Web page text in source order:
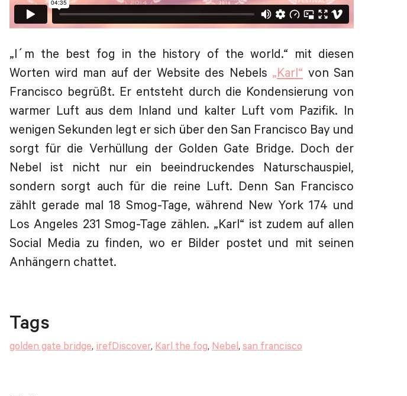
„I´m the best fog in the history of the world.“ mit diesen
Worten wird man auf der Website des Nebels „Karl“ von San
Francisco begrüßt. Er entsteht durch die Kondensierung von
warmer Luft aus dem Inland und kalter Luft vom Pazifik. In
wenigen Sekunden legt er sich über den San Francisco Bay und
sorgt für die Verhüllung der Golden Gate Bridge. Doch der
Nebel ist nicht nur ein beeindruckendes Naturschauspiel,
sondern sorgt auch für die reine Luft. Denn San Francisco
zählt gerade mal 18 Smog-Tage, während New York 174 und
Los Angeles 231 Smog-Tage zählen. „Karl“ ist zudem auf allen
Social Media zu finden, wo er Bilder postet und mit seinen
Anhängern chattet.
Tags
golden gate bridge, irefDiscover, Karl the fog, Nebel, san francisco